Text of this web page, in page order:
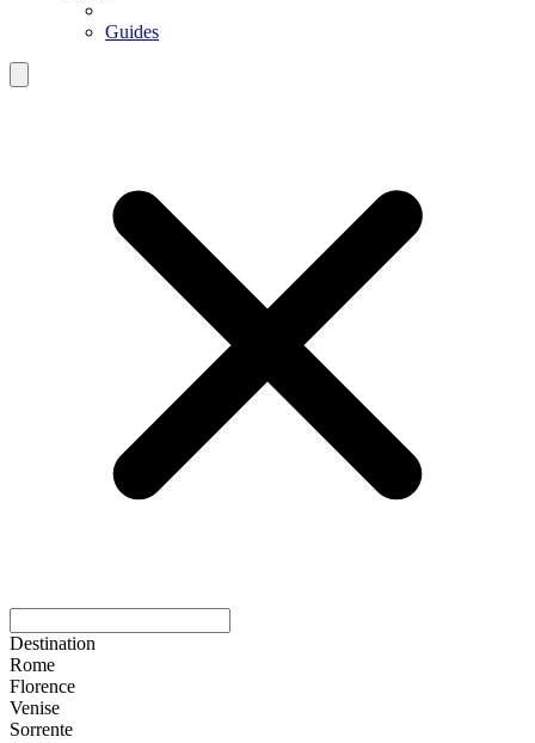
Guides
Destination
Rome
Florence
Venise
Sorrente